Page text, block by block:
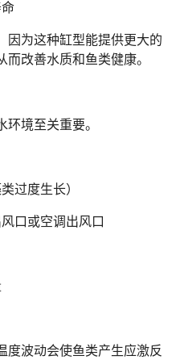
因为这种缸型能提供更大的
改善水质和鱼类健康。
境至关重要。
过度生长）
口或空调出风口
度波动会使鱼类产生应激反